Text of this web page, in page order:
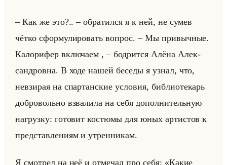
– Как же это?.. – об­ра­тил­ся я к ней, не сумев
чётко сфор­му­ли­ро­вать во­прос. – Мы при­выч­ные.
Ка­ло­ри­фер вклю­ча­ем , – бод­рит­ся Алёна Алек­
сан­дров­на. В ходе нашей бе­се­ды я узнал, что,
невзи­рая на спар­тан­ские усло­вия, биб­лио­те­карь
доб­ро­вольно взва­ли­ла на себя до­пол­ни­тельную
на­груз­ку: го­то­вит ко­стю­мы для юных ар­ти­стов к
пред­став­ле­ни­ям и утрен­ни­кам.
Я смот­рел на неё и от­ме­чал про себя: «Какие